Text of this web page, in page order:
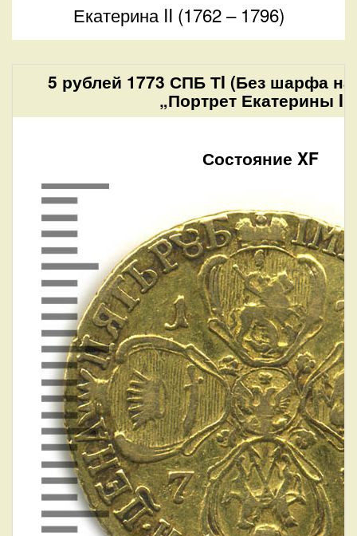
Екатерина II (1762 – 1796)
5 рублей 1773 СПБ ТI (Без шарфа
„Портрет Екатерины
Состояние XF